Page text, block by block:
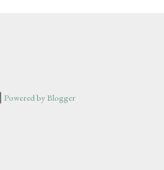
Powered by Blogger